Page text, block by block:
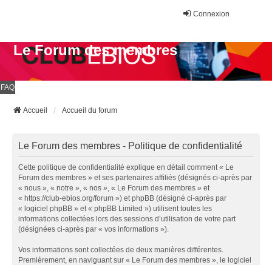
Connexion
Le Forum des membres
FAQ
Accueil Accueil du forum
Le Forum des membres - Politique de confidentialité
Cette politique de confidentialité explique en détail comment « Le
Forum des membres » et ses partenaires affiliés (désignés ci-après par
« nous », « notre », « nos », « Le Forum des membres » et
« https://club-ebios.org/forum ») et phpBB (désigné ci-après par
« logiciel phpBB » et « phpBB Limited ») utilisent toutes les
informations collectées lors des sessions d’utilisation de votre part
(désignées ci-après par « vos informations »).
Vos informations sont collectées de deux manières différentes.
Premièrement, en naviguant sur « Le Forum des membres », le logiciel